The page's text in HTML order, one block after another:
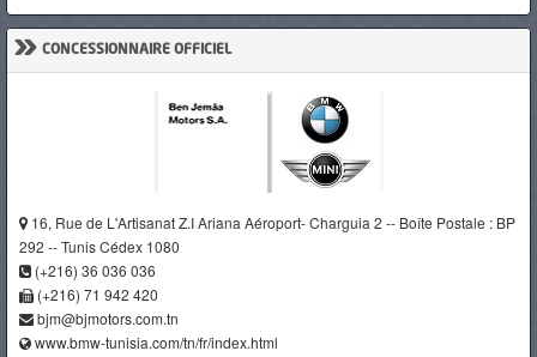
» CONCESSIONNAIRE OFFICIEL
16, Rue de L'Artisanat Z.I Ariana Aéroport- Charguia 2 -- Boîte Postale : BP
292 -- Tunis Cédex 1080
(+216) 36 036 036
(+216) 71 942 420
bjm@bjmotors.com.tn
www.bmw-tunisia.com/tn/fr/index.html